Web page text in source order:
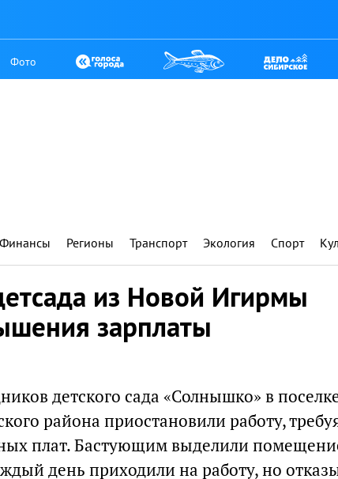
Фото
Финансы Регионы Транспорт Экология Спорт
из Новой Игирмы
зарплаты
детского сада «Солнышко» в
района приостановили работу,
плат. Бастующим выделили
день приходили на работу, но